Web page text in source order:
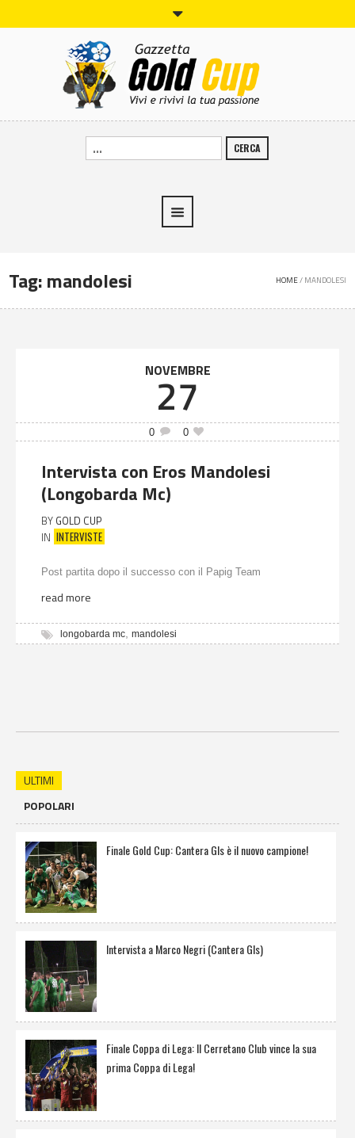
CERCA
Tag:mandolesi HOME/ MANDOLESI
NOVEMBRE
27
0 0
Intervista con Eros Mandolesi
(Longobarda Mc)
BY GOLD CUP
IN INTERVISTE
Post partita dopo il successo con il Papig Team
read more
longobarda mc, mandolesi
ULTIMI
POPOLARI
Finale Gold Cup: Cantera Gls è il nuovo campione!
Intervista a Marco Negri (Cantera Gls)
Finale Coppa di Lega: Il Cerretano Club vince la sua
prima Coppa di Lega!